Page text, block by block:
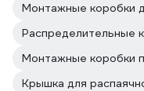
Монтажные коробки
Распределительные
Монтажные коробки
Крышка для